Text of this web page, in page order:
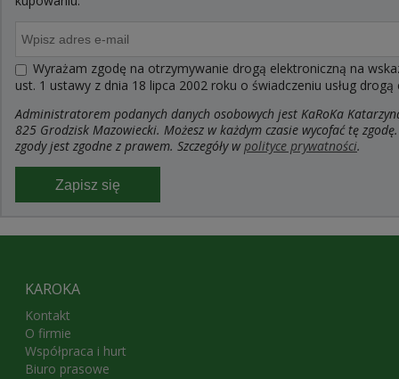
Wyrażam zgodę na otrzymywanie drogą elektroniczną na
ust. 1 ustawy z dnia 18 lipca 2002 roku o świadczeniu usług
Administratorem podanych danych osobowych jest KaRoKa
825 Grodzisk Mazowiecki. Możesz w każdym czasie wycofać tę
zgody jest zgodne z prawem. Szczegóły wpolityce prywatności.
Zapisz się
KAROKA
Kontakt
O firmie
Współpraca i hurt
Biuro prasowe